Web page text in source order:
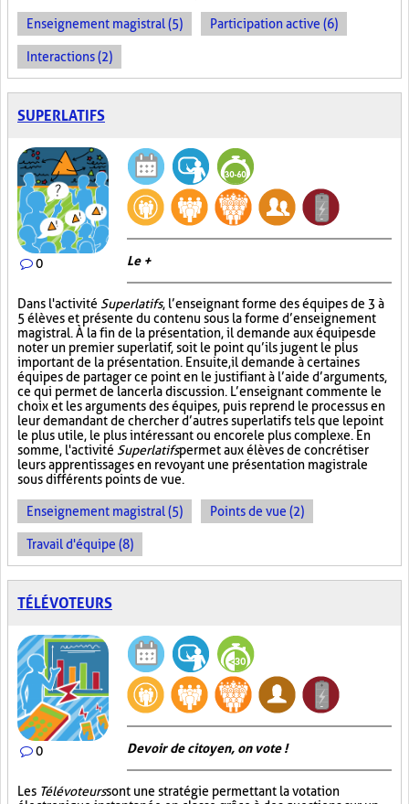
Enseignement magistral (5) Participation active (6)
Interactions (2)
SUPERLATIFS
0 Le +
Dans l'activité Superlatifs, l’enseignant forme des équipes de 3 à
5 élèves et présente du contenu sous la forme d’enseignement
magistral. À la fin de la présentation, il demande aux équipes de
noter un premier superlatif, soit le point qu’ils jugent le plus
important de la présentation. Ensuite, il demande à certaines
équipes de partager ce point en le justifiant à l’aide d’arguments,
ce qui permet de lancer la discussion. L’enseignant commente le
choix et les arguments des équipes, puis reprend le processus en
leur demandant de chercher d’autres superlatifs tels que le point
le plus utile, le plus intéressant ou encore le plus complexe. En
somme, l'activité Superlatifspermet aux élèves de concrétiser
leurs apprentissages en revoyant une présentation magistrale
sous différents points de vue.
Enseignement magistral (5) Points de vue (2)
Travail d'équipe (8)
TÉLÉVOTEURS
0 Devoir de citoyen, on vote !
Les Télévoteurssont une stratégie permettant la votation